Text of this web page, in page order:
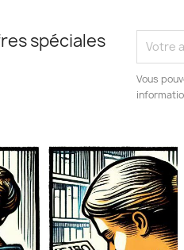
spéciales
Vous